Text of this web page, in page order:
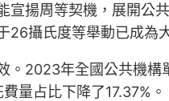
宣揚周等契機，展開公
26攝氏度等舉動已成為
。2023年全國公共機
量占比下降了17.37%。